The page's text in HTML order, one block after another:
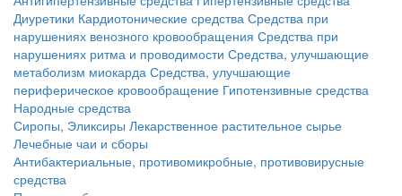
Диуретики Кардиотонические средства Средства при
нарушениях венозного кровообращения Средства при
нарушениях ритма и проводимости Средства, улучшающие
метаболизм миокарда Средства, улучшающие
периферическое кровообращение Гипотензивные средства
Народные средства
Сиропы, Эликсиры Лекарственное растительное сырье
Лечебные чаи и сборы
Антибактериальные, противомикробные, противовирусные
средства